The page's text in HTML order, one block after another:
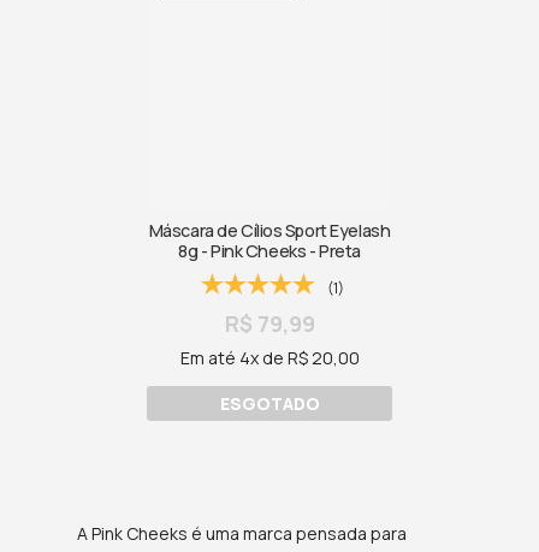
Máscara de Cílios Sport Eyelash
8g - Pink Cheeks - Preta
(1)
R$ 79,99
Em até 4x de R$ 20,00
ESGOTADO
A Pink Cheeks é uma marca pensada para